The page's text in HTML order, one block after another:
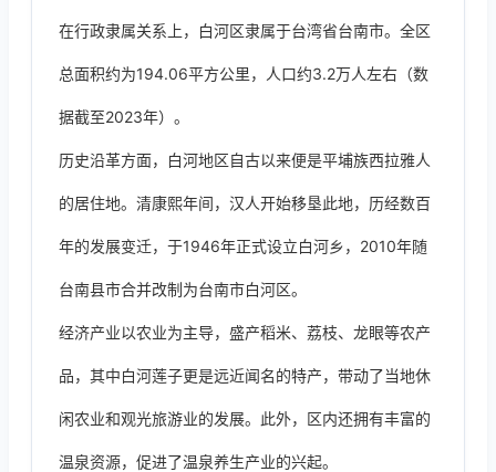
在行政隶属关系上，白河区隶属于台湾省台南市。全区
总面积约为194.06平方公里，人口约3.2万人左右（数
据截至2023年）。
历史沿革方面，白河地区自古以来便是平埔族西拉雅人
的居住地。清康熙年间，汉人开始移垦此地，历经数百
年的发展变迁，于1946年正式设立白河乡，2010年随
台南县市合并改制为台南市白河区。
经济产业以农业为主导，盛产稻米、荔枝、龙眼等农产
品，其中白河莲子更是远近闻名的特产，带动了当地休
闲农业和观光旅游业的发展。此外，区内还拥有丰富的
温泉资源，促进了温泉养生产业的兴起。